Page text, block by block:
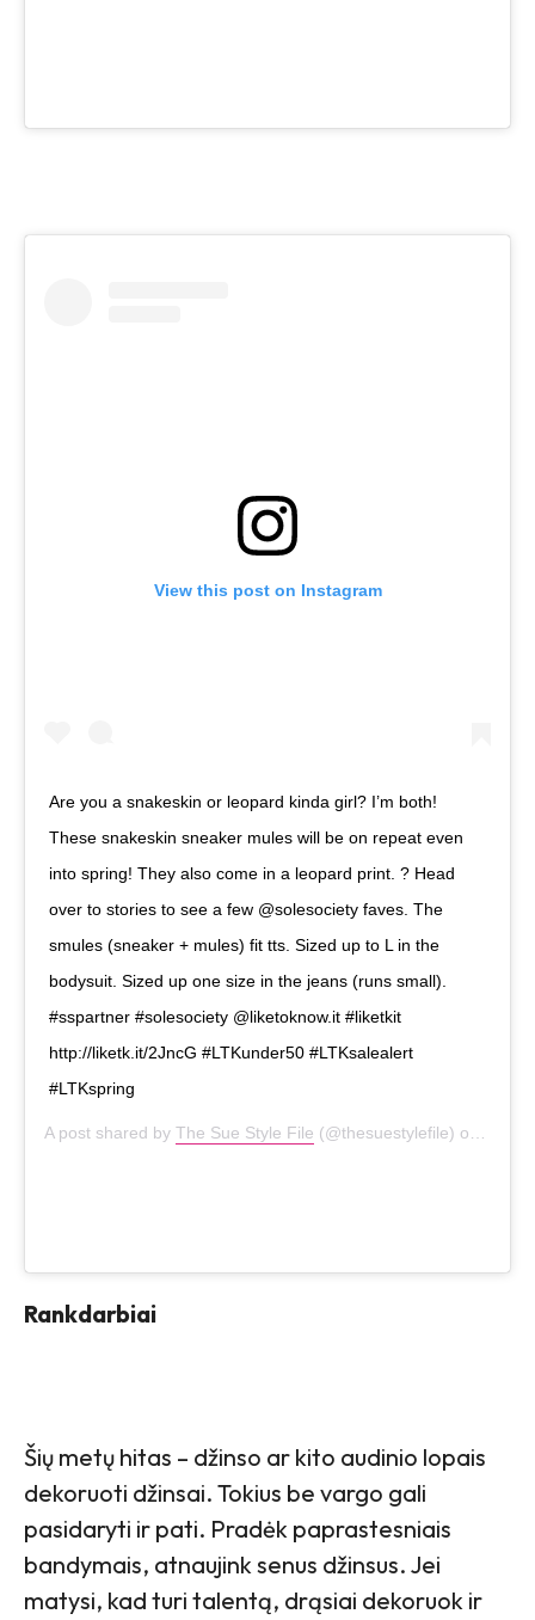
View this post on Instagram
Are you a snakeskin or leopard kinda girl? I’m both!
These snakeskin sneaker mules will be on repeat even
into spring! They also come in a leopard print. ? Head
over to stories to see a few @solesociety faves. The
smules (sneaker + mules) fit tts. Sized up to L in the
bodysuit. Sized up one size in the jeans (runs small).
#sspartner #solesociety @liketoknow.it #liketkit
http://liketk.it/2JncG #LTKunder50 #LTKsalealert
#LTKspring
A post shared by The Sue Style File (@thesuestylefile) on
Rankdarbiai
Šių metų hitas – džinso ar kito audinio lopais
dekoruoti džinsai. Tokius be vargo gali
pasidaryti ir pati. Pradėk paprastesniais
bandymais, atnaujink senus džinsus. Jei
matysi, kad turi talentą, drąsiai dekoruok ir